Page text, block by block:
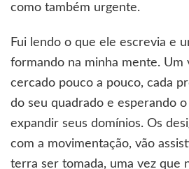
como também urgente.
Fui lendo o que ele escrevia e
formando na minha mente. Um
cercado pouco a pouco, cada
do seu quadrado e esperando
expandir seus domínios. Os
com a movimentação, vão
terra ser tomada, uma vez que